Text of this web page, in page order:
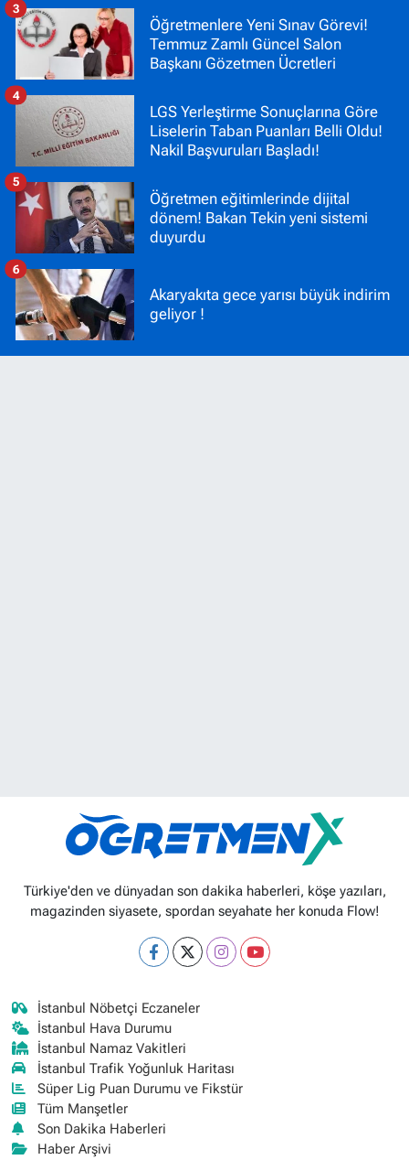
Öğretmenlere Yeni Sınav Görevi!
Temmuz Zamlı Güncel Salon
Başkanı Gözetmen Ücretleri
3
LGS Yerleştirme Sonuçlarına Göre
Liselerin Taban Puanları Belli Oldu!
Nakil Başvuruları Başladı!
4
Öğretmen eğitimlerinde dijital
dönem! Bakan Tekin yeni sistemi
duyurdu
5
Akaryakıta gece yarısı büyük indirim
geliyor !
6
Türkiye'den ve dünyadan son dakika haberleri, köşe yazıları,
magazinden siyasete, spordan seyahate her konuda Flow!
İstanbul Nöbetçi Eczaneler
İstanbul Hava Durumu
İstanbul Namaz Vakitleri
İstanbul Trafik Yoğunluk Haritası
Süper Lig Puan Durumu ve Fikstür
Tüm Manşetler
Son Dakika Haberleri
Haber Arşivi